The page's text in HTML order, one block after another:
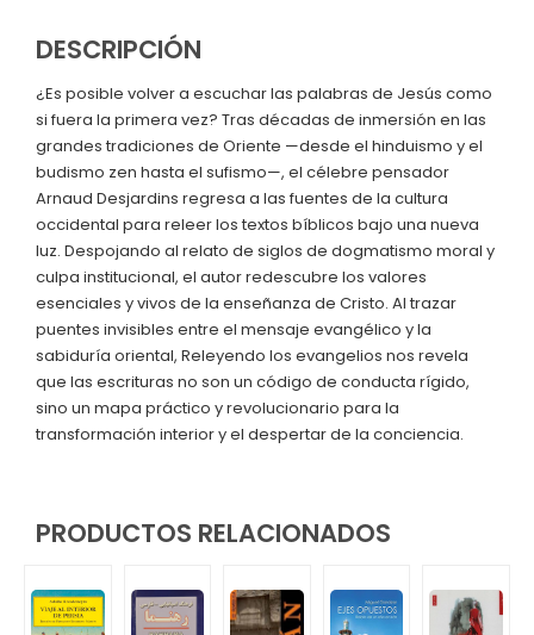
DESCRIPCIÓN
¿Es posible volver a escuchar las palabras de Jesús como
si fuera la primera vez? Tras décadas de inmersión en las
grandes tradiciones de Oriente —desde el hinduismo y el
budismo zen hasta el sufismo—, el célebre pensador
Arnaud Desjardins regresa a las fuentes de la cultura
occidental para releer los textos bíblicos bajo una nueva
luz. Despojando al relato de siglos de dogmatismo moral y
culpa institucional, el autor redescubre los valores
esenciales y vivos de la enseñanza de Cristo. Al trazar
puentes invisibles entre el mensaje evangélico y la
sabiduría oriental, Releyendo los evangelios nos revela
que las escrituras no son un código de conducta rígido,
sino un mapa práctico y revolucionario para la
transformación interior y el despertar de la conciencia.
PRODUCTOS RELACIONADOS